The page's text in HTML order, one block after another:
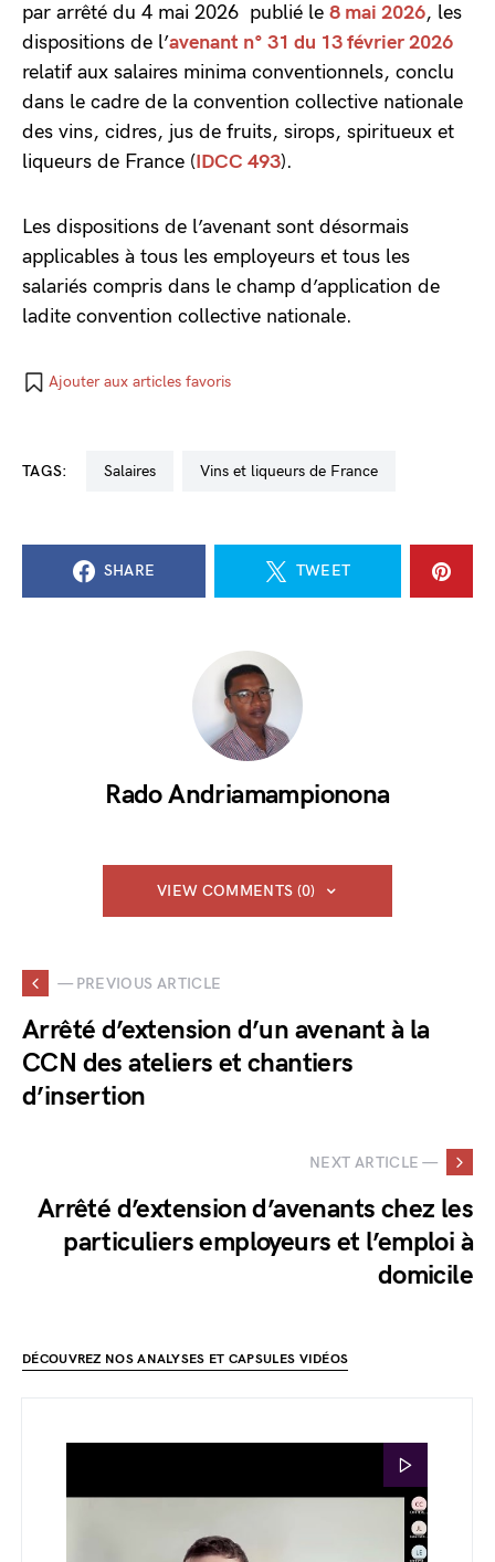
par arrêté du 4 mai 2026 publié le 8 mai 2026, les
dispositions de l’avenant n° 31 du 13 février 2026
relatif aux salaires minima conventionnels, conclu
dans le cadre de la convention collective nationale
des vins, cidres, jus de fruits, sirops, spiritueux et
liqueurs de France (IDCC 493).
Les dispositions de l’avenant sont désormais
applicables à tous les employeurs et tous les
salariés compris dans le champ d’application de
ladite convention collective nationale.
Ajouter aux articles favoris
TAGS: salaires vins et liqueurs de France
SHARE TWEET
Rado Andriamampionona
VIEW COMMENTS (0)
— PREVIOUS ARTICLE
Arrêté d’extension d’un avenant à la
CCN des ateliers et chantiers
d’insertion
NEXT ARTICLE —
Arrêté d’extension d’avenants chez les
particuliers employeurs et l’emploi à
domicile
DÉCOUVREZ NOS ANALYSES ET CAPSULES VIDÉOS